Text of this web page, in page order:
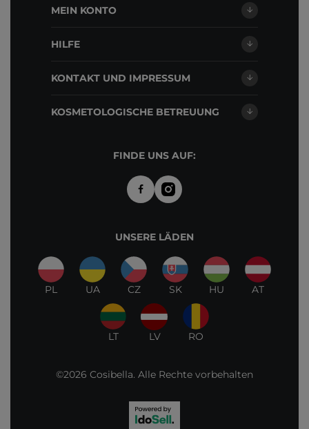
MEIN KONTO
HILFE
KONTAKT UND IMPRESSUM
KOSMETOLOGISCHE BETREUUNG
FINDE UNS AUF:
UNSERE LÄDEN
PL UA CZ SK HU AT
LT LV RO
©2026 Cosibella. Alle Rechte vorbehalten